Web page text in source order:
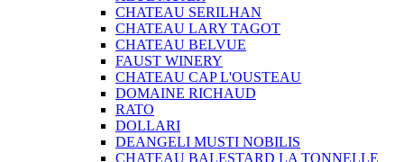
CHATEAU SERILHAN
CHATEAU LARY TAGOT
CHATEAU BELVUE
FAUST WINERY
CHATEAU CAP L'OUSTEAU
DOMAINE RICHAUD
RATO
DOLLARI
DEANGELI MUSTI NOBILIS
CHATEAU BALESTARD LA TONNELLE